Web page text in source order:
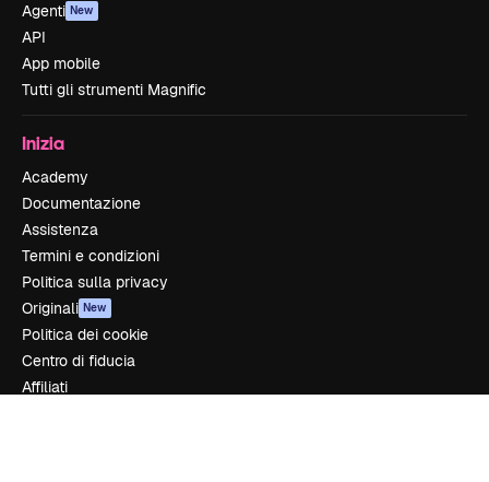
Agenti New
API
App mobile
Tutti gli strumenti Magnific
Inizia
Academy
Documentazione
Assistenza
Termini e condizioni
Politica sulla privacy
Originali New
Politica dei cookie
Centro di fiducia
Affiliati